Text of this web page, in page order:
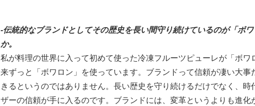
‐伝統的なブランドとしてその歴史を長い間守り続けているのが「ボ
か。
私が料理の世界に入って初めて使った冷凍フルーツピューレが「ボ
来ずっと「ボワロン」を使っています。ブランドって信頼が凄い大
きるというのではありません。長い歴史を守り続けるだけでなく、
ザーの信頼が手に入るのです。ブランドには、変革というよりも進化